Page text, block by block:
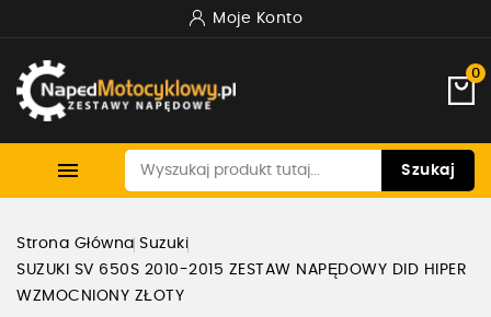
Moje Konto
0
 Szukaj
Strona Główna Suzuki
SUZUKI SV 650S 2010-2015 ZESTAW NAPĘDOWY DID HIPER
WZMOCNIONY ZŁOTY